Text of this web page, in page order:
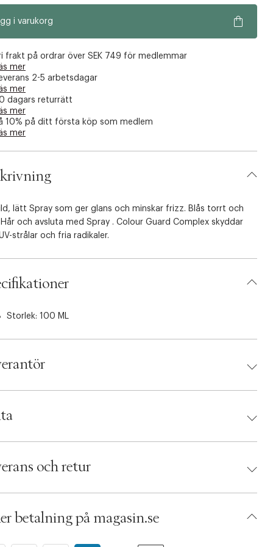
i varukorg
frakt på ordrar över SEK 749 för medlemmar
mer
2-5 arbetsdagar
mer
dagars returrätt
mer
10% på ditt första köp som medlem
mer
lätt Spray som ger glans och minskar frizz. Blås torrt och
och avsluta med Spray . Colour Guard Complex skyddar
strålar och fria radikaler.
Storlek: 100 ML
och retur
betalning på magasin.se